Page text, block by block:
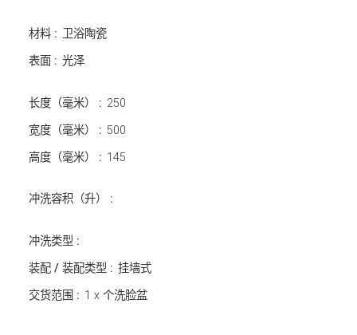
材料 : 卫浴陶瓷
表面 : 光泽
长度（毫米） : 250
宽度（毫米） : 500
高度（毫米） : 145
冲洗容积（升） :
冲洗类型 :
装配 / 装配类型 : 挂墙式
交货范围 : 1 x 个洗脸盆